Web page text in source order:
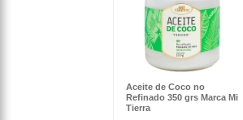
Aceite de Coco no
Refinado 350 grs Marca Mi
Tierra